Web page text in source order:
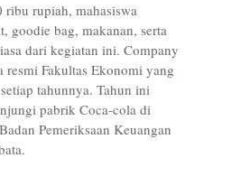
ribu rupiah, mahasiswa
goodie bag, makanan, serta
dari kegiatan ini. Company
resmi Fakultas Ekonomi yang
tahunnya. Tahun ini
pabrik Coca-cola di
Pemeriksaan Keuangan